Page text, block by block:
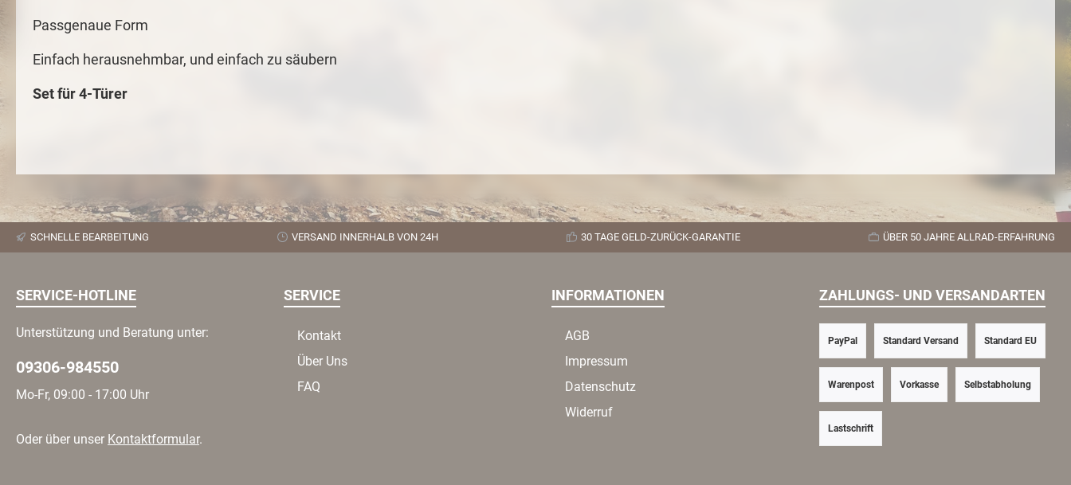
Passgenaue Form
Einfach herausnehmbar, und einfach zu säubern
Set für 4-Türer
SCHNELLE BEARBEITUNG VERSAND INNERHALB VON 24H 30 TAGE GELD-ZURÜCK-GARANTIE ÜBER 50 JAHRE ALLRAD-ERFAHRUNG
SERVICE-HOTLINE
Unterstützung und Beratung unter:
09306-984550
Mo-Fr, 09:00 - 17:00 Uhr
Oder über unser Kontaktformular.
SERVICE
Kontakt
Über Uns
FAQ
INFORMATIONEN
AGB
Impressum
Datenschutz
Widerruf
ZAHLUNGS- UND VERSANDARTEN
Vorkasse
PayPal
Lastschrift
Standard Versand Standard EU
Warenpost Selbstabholung